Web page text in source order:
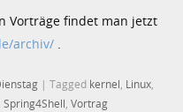
Vorträge findet man jetzt
archiv/ .
|Tagged kernel, Linux,
,Spring4Shell,Vortrag